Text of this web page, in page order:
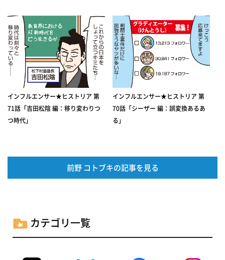
インフルエンサー★ヒストリア 第
71話「吉田松陰 編：移り変わりつ
つ時代」
インフルエンサー★ヒストリア 第
70話「シーザー 編：誤変換あるあ
る」
前野 コトブキの記事を見る
カテゴリ一覧